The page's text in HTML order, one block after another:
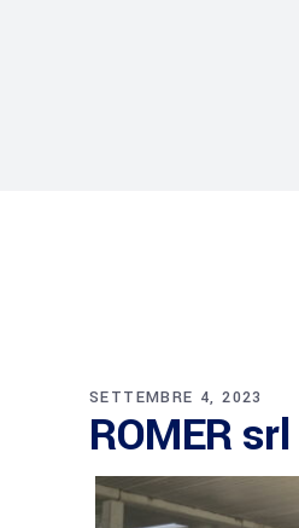
SETTEMBRE 4, 2023
ROMER srl